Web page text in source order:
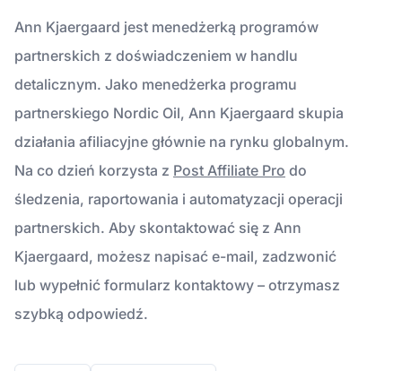
Ann Kjaergaard jest menedżerką programów
partnerskich z doświadczeniem w handlu
detalicznym. Jako menedżerka programu
partnerskiego Nordic Oil, Ann Kjaergaard skupia
działania afiliacyjne głównie na rynku globalnym.
Na co dzień korzysta z Post Affiliate Pro do
śledzenia, raportowania i automatyzacji operacji
partnerskich. Aby skontaktować się z Ann
Kjaergaard, możesz napisać e-mail, zadzwonić
lub wypełnić formularz kontaktowy – otrzymasz
szybką odpowiedź.